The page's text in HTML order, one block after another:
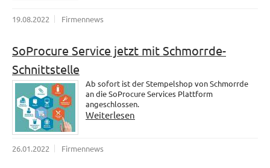
19.08.2022 Firmennews
SoProcure Service jetzt mit Schmorrde-
Schnittstelle
Ab sofort ist der Stempelshop von Schmorrde
an die SoProcure Services Plattform
angeschlossen.
Weiterlesen
26.01.2022 Firmennews